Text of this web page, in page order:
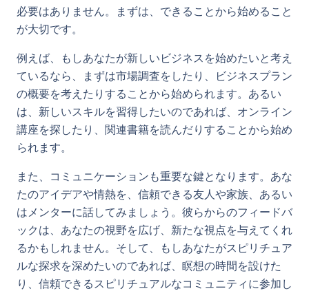
必要はありません。まずは、できることから始めること
が大切です。
例えば、もしあなたが新しいビジネスを始めたいと考え
ているなら、まずは市場調査をしたり、ビジネスプラン
の概要を考えたりすることから始められます。あるい
は、新しいスキルを習得したいのであれば、オンライン
講座を探したり、関連書籍を読んだりすることから始め
られます。
また、コミュニケーションも重要な鍵となります。あな
たのアイデアや情熱を、信頼できる友人や家族、あるい
はメンターに話してみましょう。彼らからのフィードバ
ックは、あなたの視野を広げ、新たな視点を与えてくれ
るかもしれません。そして、もしあなたがスピリチュア
ルな探求を深めたいのであれば、瞑想の時間を設けた
り、信頼できるスピリチュアルなコミュニティに参加し